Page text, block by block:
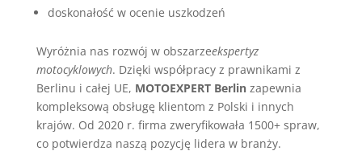
doskonałość w ocenie uszkodzeń
Wyróżnia nas rozwój w obszarzeekspertyz
motocyklowych. Dzięki współpracy z prawnikami z
Berlinu i całej UE, MOTOEXPERT Berlinzapewnia
kompleksową obsługę klientom z Polski i innych
krajów. Od 2020 r. firma zweryfikowała 1500+ spraw,
co potwierdza naszą pozycję lidera w branży.